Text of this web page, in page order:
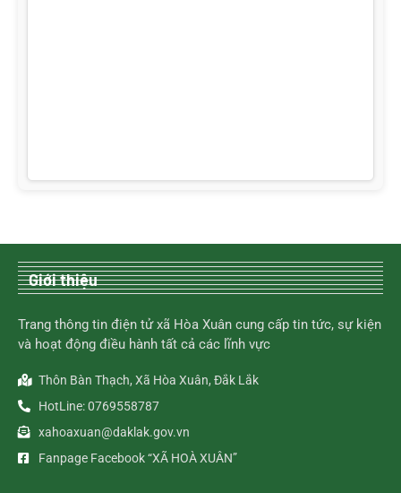
Giới thiệu
Trang thông tin điện tử xã Hòa Xuân cung cấp tin tức, sự kiện
và hoạt động điều hành tất cả các lĩnh vực
Thôn Bàn Thạch, Xã Hòa Xuân, Đắk Lắk
HotLine: 0769558787
xahoaxuan@daklak.gov.vn
Fanpage Facebook “XÃ HOÀ XUÂN”